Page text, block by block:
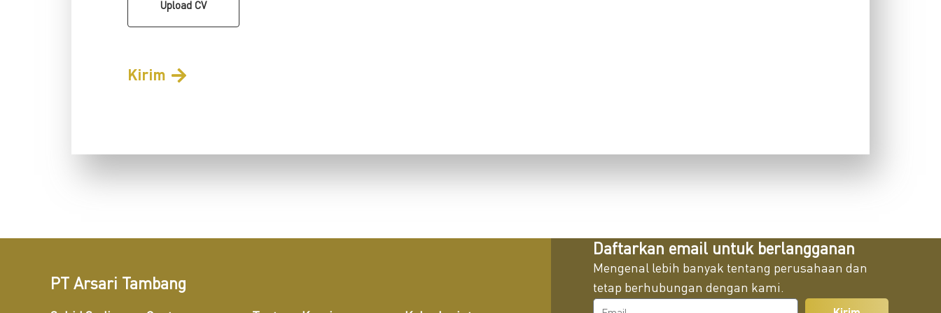
Kirim
PT Arsari Tambang
Daftarkan email untuk berlangganan
Mengenal lebih banyak tentang perusahaan dan
tetap berhubungan dengan kami.